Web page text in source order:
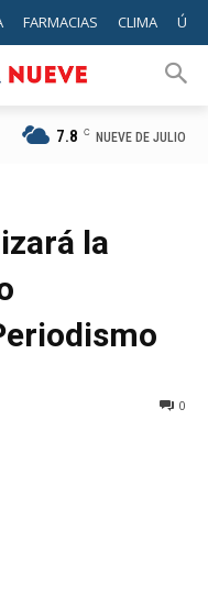
FARMACIAS CLIMA
7.8 C NUEVE DE JULIO
la
0